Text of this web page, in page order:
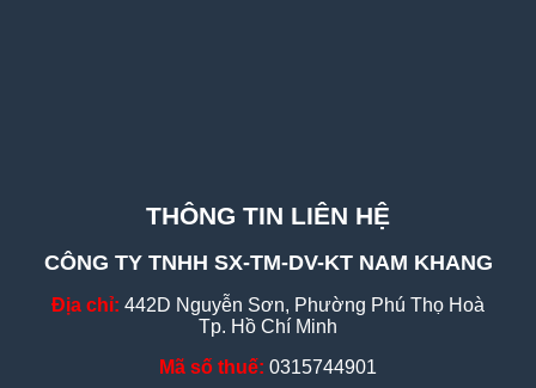
THÔNG TIN LIÊN HỆ
CÔNG TY TNHH SX-TM-DV-KT NAM KHANG
Địa chỉ: 442D Nguyễn Sơn, Phường Phú Thọ Hoà
Tp. Hồ Chí Minh
Mã số thuế: 0315744901